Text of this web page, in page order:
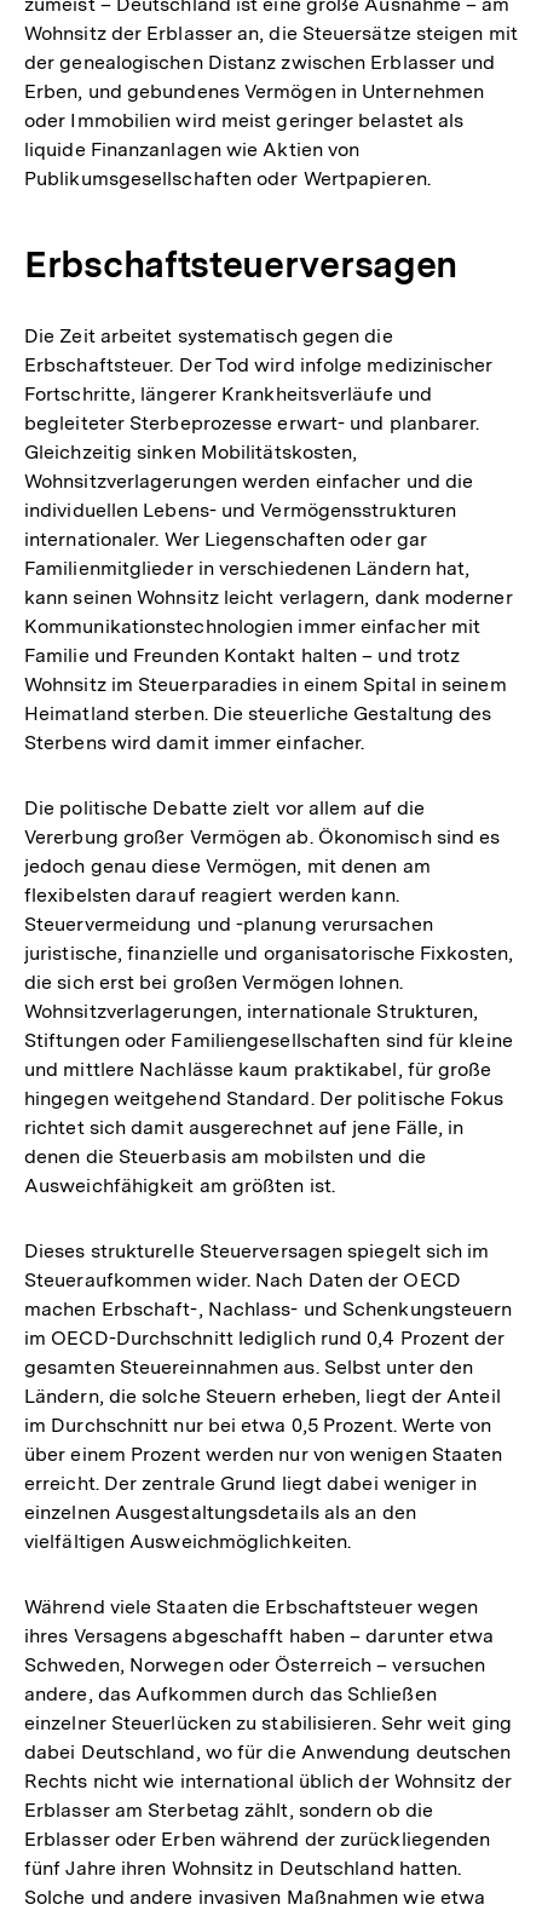
Wohnsitz der Erblasser an, die Steuersätze steigen mit
der genealogischen Distanz zwischen Erblasser und
Erben, und gebundenes Vermögen in Unternehmen
oder Immobilien wird meist geringer belastet als
liquide Finanzanlagen wie Aktien von
Publikumsgesellschaften oder Wertpapieren.
Erbschaftsteuerversagen
Die Zeit arbeitet systematisch gegen die
Erbschaftsteuer. Der Tod wird infolge medizinischer
Fortschritte, längerer Krankheitsverläufe und
begleiteter Sterbeprozesse erwart- und planbarer.
Gleichzeitig sinken Mobilitätskosten,
Wohnsitzverlagerungen werden einfacher und die
individuellen Lebens- und Vermögensstrukturen
internationaler. Wer Liegenschaften oder gar
Familienmitglieder in verschiedenen Ländern hat,
kann seinen Wohnsitz leicht verlagern, dank moderner
Kommunikationstechnologien immer einfacher mit
Familie und Freunden Kontakt halten – und trotz
Wohnsitz im Steuerparadies in einem Spital in seinem
Heimatland sterben. Die steuerliche Gestaltung des
Sterbens wird damit immer einfacher.
Die politische Debatte zielt vor allem auf die
Vererbung großer Vermögen ab. Ökonomisch sind es
jedoch genau diese Vermögen, mit denen am
flexibelsten darauf reagiert werden kann.
Steuervermeidung und -planung verursachen
juristische, finanzielle und organisatorische Fixkosten,
die sich erst bei großen Vermögen lohnen.
Wohnsitzverlagerungen, internationale Strukturen,
Stiftungen oder Familiengesellschaften sind für kleine
und mittlere Nachlässe kaum praktikabel, für große
hingegen weitgehend Standard. Der politische Fokus
richtet sich damit ausgerechnet auf jene Fälle, in
denen die Steuerbasis am mobilsten und die
Ausweichfähigkeit am größten ist.
Dieses strukturelle Steuerversagen spiegelt sich im
Steueraufkommen wider. Nach Daten der OECD
machen Erbschaft-, Nachlass- und Schenkungsteuern
im OECD-Durchschnitt lediglich rund 0,4 Prozent der
gesamten Steuereinnahmen aus. Selbst unter den
Ländern, die solche Steuern erheben, liegt der Anteil
im Durchschnitt nur bei etwa 0,5 Prozent. Werte von
über einem Prozent werden nur von wenigen Staaten
erreicht. Der zentrale Grund liegt dabei weniger in
einzelnen Ausgestaltungsdetails als an den
vielfältigen Ausweichmöglichkeiten.
Während viele Staaten die Erbschaftsteuer wegen
ihres Versagens abgeschafft haben – darunter etwa
Schweden, Norwegen oder Österreich – versuchen
andere, das Aufkommen durch das Schließen
einzelner Steuerlücken zu stabilisieren. Sehr weit ging
dabei Deutschland, wo für die Anwendung deutschen
Rechts nicht wie international üblich der Wohnsitz der
Erblasser am Sterbetag zählt, sondern ob die
Erblasser oder Erben während der zurückliegenden
fünf Jahre ihren Wohnsitz in Deutschland hatten.
Solche und andere invasiven Maßnahmen wie etwa